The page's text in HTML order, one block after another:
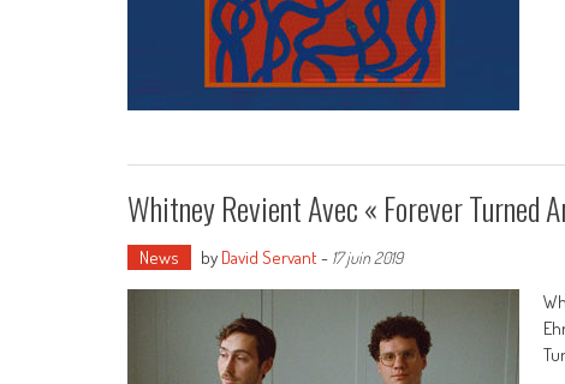
Whitney Revient Avec « Forever Turned
News by David Servant- 17 juin 2019